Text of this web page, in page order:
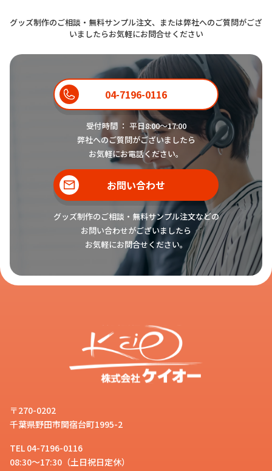
グッズ制作のご相談・無料サンプル注文、または弊社へのご質問がござ
いましたらお気軽にお問合せください
04-7196-0116
受付時間 ： 平日8:00〜17:00
弊社へのご質問がございましたら
お気軽にお電話ください。
お問い合わせ
グッズ制作のご相談・無料サンプル注文などの
お問い合わせがございましたら
お気軽にお問合せください。
〒270-0202
千葉県野田市関宿台町1995-2
TEL 04-7196-0116
08:30～17:30（土日祝日定休）